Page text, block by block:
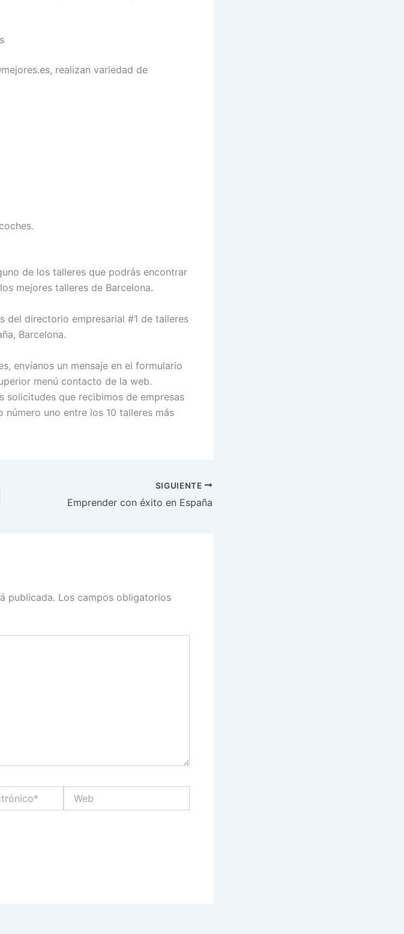
realizan variedad de
de los talleres que podrás encontrar
mejores talleres de Barcelona.
del directorio empresarial #1 de talleres
Barcelona.
envíanos un mensaje en el formulario
menú contacto de la web.
solicitudes que recibimos de empresas
uno entre los 10 talleres más
SIGUIENTE
Emprender con éxito en España
publicada. Los campos obligatorios